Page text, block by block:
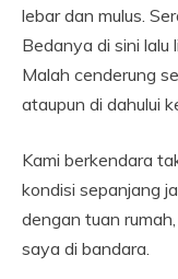
lebar dan mulus.
Bedanya di sini
Malah cenderung
ataupun di dahului
Kami berkendara
kondisi sepanjang
dengan tuan
saya di bandara.